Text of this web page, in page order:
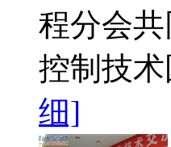
程分会
控制技
细]